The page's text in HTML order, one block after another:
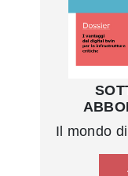
Il mondo